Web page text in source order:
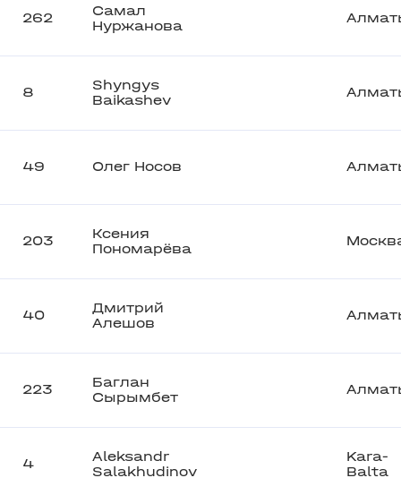
262
Самал
Нуржанова
8
Shyngys
Baikashev
49 Олег Носов
203
Ксения
Пономарёва
40
Дмитрий
Алешов
223
Баглан
Сырымбет
4
Aleksandr
Salakhudinov
Kara-
Balta